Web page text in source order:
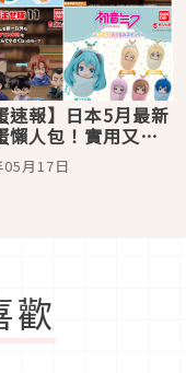
速報】日本5月最新
懶人包！實用又可
級瑪利歐粉彩盤
月17日
歡